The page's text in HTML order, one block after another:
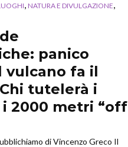
NATURA E DIVULGAZIONE
panico
vulcano fa il
tutelerà i
2000 metri “off
di Vincenzo Greco Il